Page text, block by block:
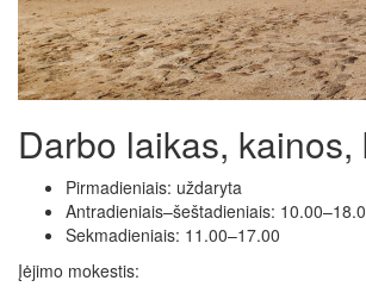
Darbo laikas, kainos,
Pirmadieniais: uždaryta
Antradieniais–šeštadieniais:
Sekmadieniais: 11.00–17.00
Įėjimo mokestis: